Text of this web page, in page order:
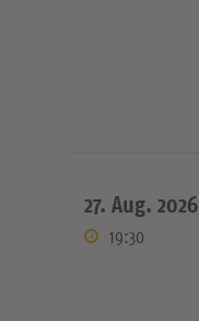
27. Aug. 2026
19:30